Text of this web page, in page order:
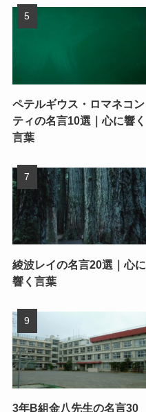
ペテルギウス・ロマネコン
ティの名言10選｜心に響く
言葉
綾波レイの名言20選｜心に
響く言葉
3年B組金八先生の名言30